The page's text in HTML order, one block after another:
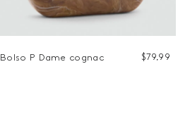
Bolso P Dame cognac $79 99